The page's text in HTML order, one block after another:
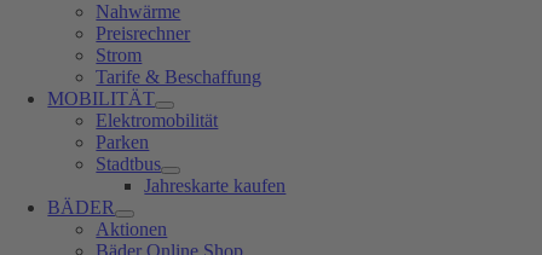
Nahwärme
Preisrechner
Strom
Tarife & Beschaffung
MOBILITÄT
Elektromobilität
Parken
Stadtbus
Jahreskarte kaufen
BÄDER
Aktionen
Bäder Online Shop